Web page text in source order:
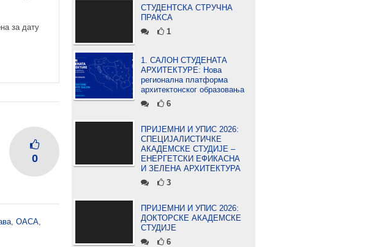
за дату
0
, ОАСА,
СТУДЕНТСКА СТРУЧНА
ПРАКСА
1
1. САЛОН СТУДЕНАТА
АРХИТЕКТУРЕ: Нова
регионална платформа
архитектонског образовања
6
ПРИЈЕМНИ И УПИС 2026:
СПЕЦИЈАЛИСТИЧКЕ
АКАДЕМСКЕ СТУДИЈЕ –
ЕНЕРГЕТСКИ ЕФИКАСНА
И ЗЕЛЕНА АРХИТЕКТУРА
3
ПРИЈЕМНИ И УПИС 2026:
ДОКТОРСКЕ АКАДЕМСКЕ
СТУДИЈЕ
6